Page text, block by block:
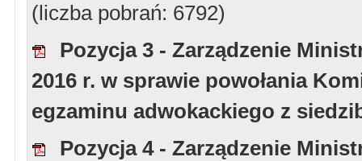
(liczba pobrań: 6792)
Pozycja 3 - Zarządzenie
2016 r. w sprawie powołania
egzaminu adwokackiego z
Pozycja 4 - Zarządzenie